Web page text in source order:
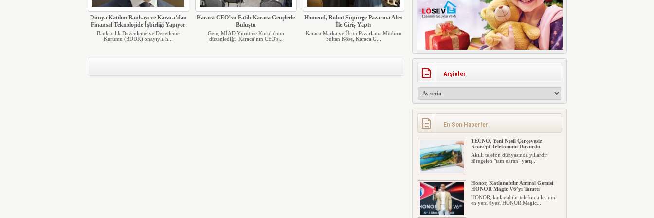
Dünya Katılım Bankası ve Karaca’dan
Finansal Teknolojide İşbirliği Yapıyor
Bankacılık Düzenleme ve Denetleme
Kurumu (BDDK) onayıyla h...
Karaca CEO’su Fatih Karaca Gençlerle
Buluştu
Genç MİAD Yürütme Kurulu'nun
düzenlediği, Karaca’nın CEO's...
Homend, Robot Süpürge Pazarına Alex
İle Giriş Yaptı
Karaca Marka ve Ürün Pazarlama Müdürü
Sultan Köse, Karaca G...
Arşivler
En Son Haberler
TECNO, Yeni Nesil Çerçevesiz
Konsept Telefonunu Duyurdu
Akıllı telefon dünyasında yıllardır
süregelen "tam ekran" yarış...
Honor, Katlanabilir Amiral Gemisi
HONOR Magic V6’yı Tanıttı
HONOR, katlanabilir telefon ailesinin
en yeni üyesi HONOR Magic...